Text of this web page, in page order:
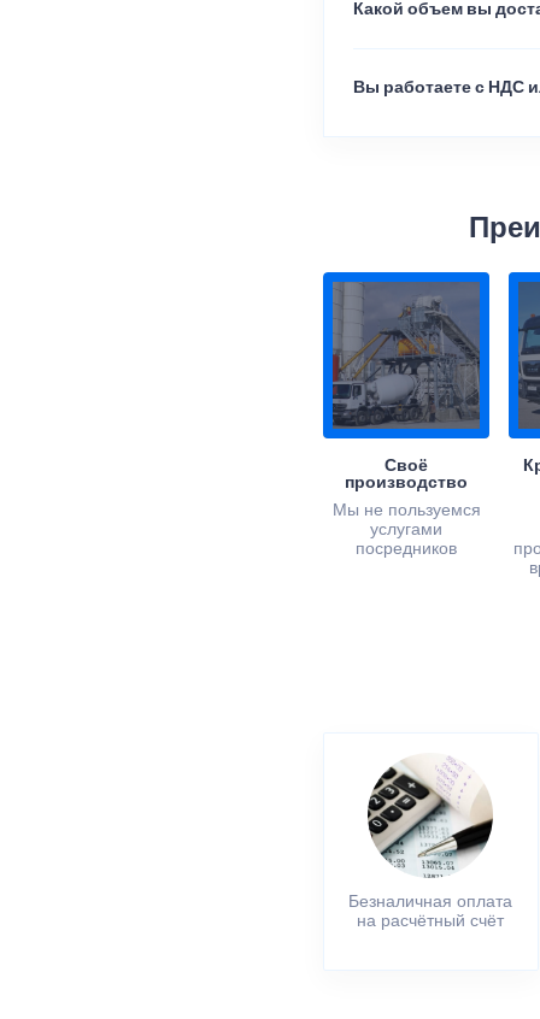
Какой объем вы
Вы работаете с НДС
Своё
производство
Мы не пользуемся
услугами
посредников
Безналичная оплата
на расчётный счёт